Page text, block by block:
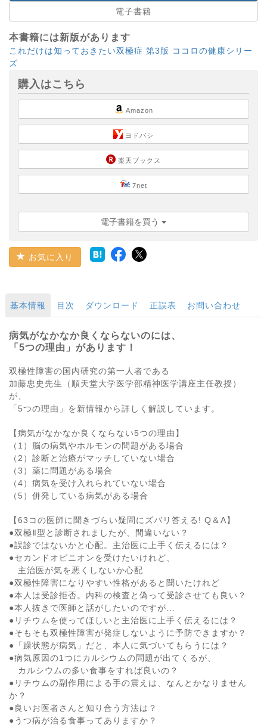
電子書籍
本書籍には新版があります
これだけは知っておきたい双極症 第3版 ココロの健康シリー
ズ
購入はこちら
Amazon
ヨドバシ
楽天ブックス
7net
電子書籍を買う
お気に入り
基本情報 目次 ダウンロード 正誤表 お問い合わせ
病気がなかなか良くならないのには、
「5つの理由」があります！
双極性障害の国内研究の第一人者である
加藤忠史先生（順天堂大学医学部精神医学講座主任教授）
が、
「5つの理由」を新情報から詳しく解説しています。
【病気がなかなか良くならない5つの理由】
（1）脳の病気やホルモンの問題がある場合
（2）診断と治療がマッチしていない場合
（3）薬に問題がある場合
（4）病気を受け入れられていない場合
（5）併発している病気がある場合
【63コの医師に聞きづらい疑問にズバリ答える! Q＆A】
●双極Ⅱ型と診断されましたが、間違いない？
●誤診ではないかと心配。主治医に上手く伝えるには？
●セカンドオピニオンを受けたいけれど、
主治医が気を悪くしないか心配
●双極性障害になりやすい性格があると聞いたけれど
●本人は受診拒否。内科の検査と偽って受診させても良い？
●本人抜きで医師と話がしたいのですが…
●リチウムを使ってほしいと主治医に上手く伝えるには？
●そもそも双極性障害が発症しないように予防できますか？
●「躁状態が病気」だと、本人に気づいてもらうには？
●病気原因の1つにカルシウムの問題が出てくるが、
カルシウムの多い食事をすれば良いの？
●リチウムの副作用による手の震えは、なんとかなりません
か？
●良いお医者さんと知り合う方法は？
●うつ病が治る食事ってありますか？